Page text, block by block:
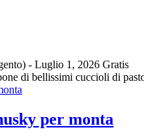
- Luglio 1, 2026 Gratis
di bellissimi cuccioli di
per monta